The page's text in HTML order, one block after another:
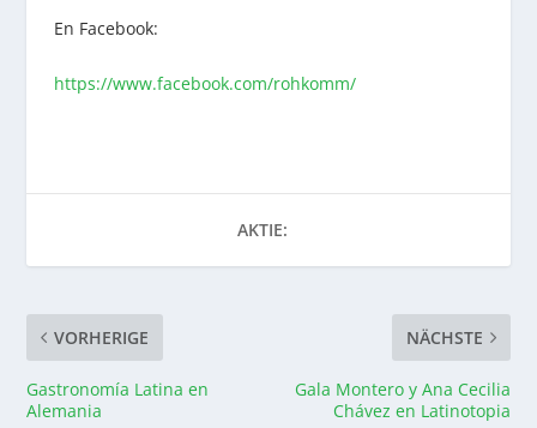
En Facebook:
https://www.facebook.com/rohkomm/
AKTIE:
VORHERIGE
Gastronomía Latina en
Alemania
NÄCHSTE
Gala Montero y Ana Cecilia
Chávez en Latinotopia